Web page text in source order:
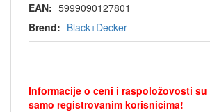
EAN: 5999090127801
Brend: Black+Decker
Informacije o ceni i raspoložovosti
samo registrovanim korisnicima!